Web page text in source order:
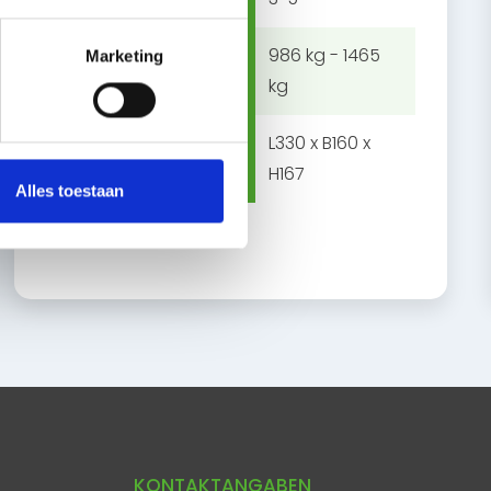
Marketing
Alles toestaan
Laadvermogen
986 kg - 1465
kg
Afmetingen
L330 x B160 x
H167
KONTAKTANGABEN